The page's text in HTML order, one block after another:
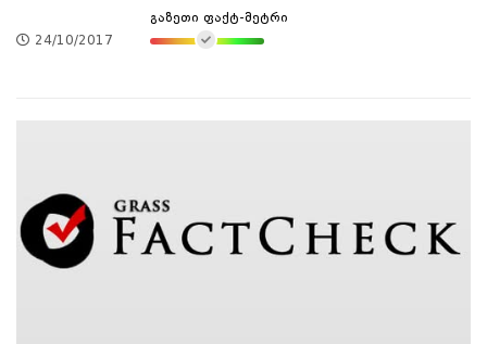
24/10/2017
გაზეთი ფაქტ-მეტრი